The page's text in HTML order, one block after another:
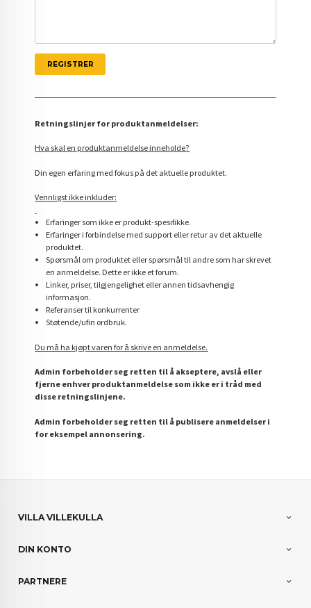
Retningslinjer for produktanmeldelser:
Hva skal en produktanmeldelse inneholde?
Din egen erfaring med fokus på det aktuelle produktet.
Vennligst ikke inkluder:
Erfaringer som ikke er produkt-spesifikke.
Erfaringer i forbindelse med support eller retur av det aktuelle
produktet.
Spørsmål om produktet eller spørsmål til andre som har skrevet
en anmeldelse. Dette er ikke et forum.
Linker, priser, tilgjengelighet eller annen tidsavhengig
informasjon.
Referanser til konkurrenter
Støtende/ufin ordbruk.
Du må ha kjøpt varen for å skrive en anmeldelse.
Admin forbeholder seg retten til å akseptere, avslå eller
fjerne enhver produktanmeldelse som ikke er i tråd med
disse retningslinjene.
Admin forbeholder seg retten til å publisere anmeldelser i
for eksempel annonsering.
VILLA VILLEKULLA
DIN KONTO
PARTNERE